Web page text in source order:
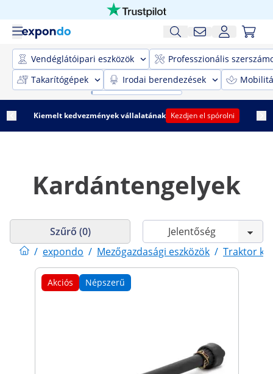
Vendéglátóipari eszközök
Professzionális
Takarítógépek
Irodai berendezések
Kiemelt kedvezmények vállalatának Kezdjen el spórolni
Kardántengelyek
/ expondo / Mezőgazdasági eszközök / Traktor
Szűrő (0)
Akciós Népszerű